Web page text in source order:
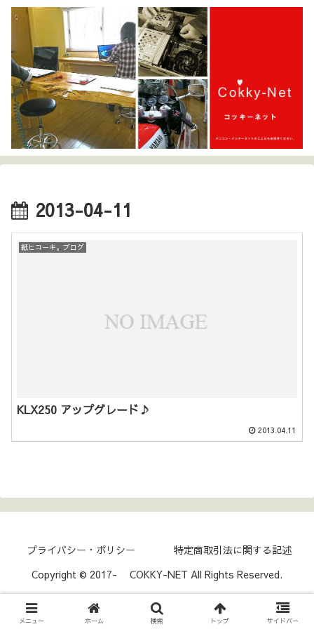
2013-04-11
紙ヒコーキ。ブログ
KLX250 アップグレード♪
2013.04.11
プライバシー・ポリシー
特定商取引法に関する記述
Copyright © 2017- COKKY-NET All Rights Reserved.
メニュー ホーム 検索 トップ サイドバー